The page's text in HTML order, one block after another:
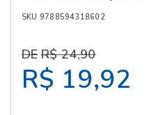
SKU 9788594318602
R$ 24,90
R$ 19,92